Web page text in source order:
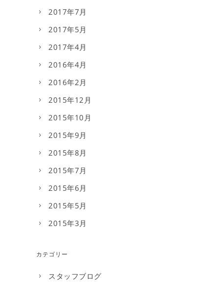
2017年7月
2017年5月
2017年4月
2016年4月
2016年2月
2015年12月
2015年10月
2015年9月
2015年8月
2015年7月
2015年6月
2015年5月
2015年3月
カテゴリー
スタッフブログ